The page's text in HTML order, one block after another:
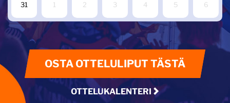
31 1 2 3 4 5 6
OSTA OTTELULIPUT TÄSTÄ
OTTELUKALENTERI